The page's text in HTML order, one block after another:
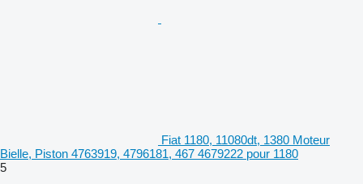
Fiat 1180, 11080dt, 1380 Moteur
Bielle, Piston 4763919, 4796181, 467 4679222 pour 1180
5